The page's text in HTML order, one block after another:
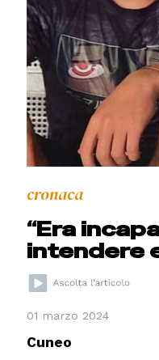
cronaca
“Era
intendere
01 marzo 2024
Cuneo